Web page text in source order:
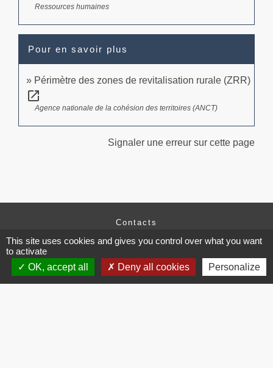
Ressources humaines
Pour en savoir plus
Périmètre des zones de revitalisation rurale (ZRR)
open_in_new
Agence nationale de la cohésion des territoires (ANCT)
Signaler une erreur sur cette page
Contacts
Commune de Brissac
34190 Brissac - FRANCE
+33 4 67 73 71 56
This site uses cookies and gives you control over what you want
to activate
OK, accept all
Deny all cookies Personalize